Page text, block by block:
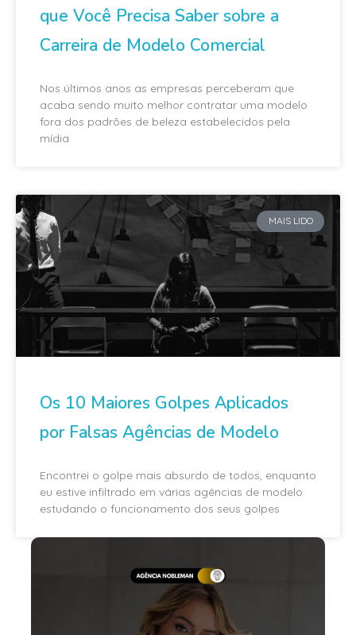
que Você Precisa Saber sobre a
Carreira de Modelo Comercial
Nos últimos anos as empresas perceberam que
acaba sendo muito melhor contratar uma modelo
fora dos padrões de beleza estabelecidos pela
mídia
MAIS LIDO
Os 10 Maiores Golpes Aplicados
por Falsas Agências de Modelo
Encontrei o golpe mais absurdo de todos, enquanto
eu estive infiltrado em várias agências de modelo
estudando o funcionamento dos seus golpes